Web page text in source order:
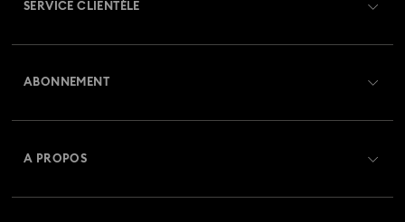
SERVICE CLIENTÈLE
ABONNEMENT
A PROPOS